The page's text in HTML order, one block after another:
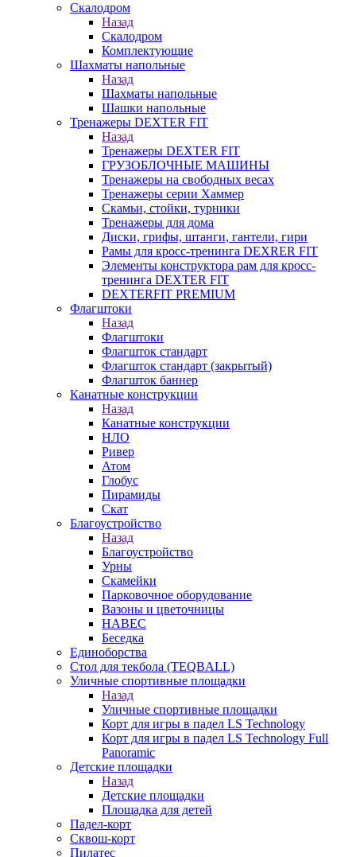
Скалодром
Назад
Скалодром
Комплектующие
Шахматы напольные
Назад
Шахматы напольные
Шашки напольные
Тренажеры DEXTER FIT
Назад
Тренажеры DEXTER FIT
ГРУЗОБЛОЧНЫЕ МАШИНЫ
Тренажеры на свободных весах
Тренажеры серии Хаммер
Скамьи, стойки, турники
Тренажеры для дома
Диски, грифы, штанги, гантели, гири
Рамы для кросс-тренинга DEXRER FIT
Элементы конструктора рам для кросс-
тренинга DEXTER FIT
DEXTERFIT PREMIUM
Флагштоки
Назад
Флагштоки
Флагшток стандарт
Флагшток стандарт (закрытый)
Флагшток баннер
Канатные конструкции
Назад
Канатные конструкции
НЛО
Ривер
Атом
Глобус
Пирамиды
Скат
Благоустройство
Назад
Благоустройство
Урны
Скамейки
Парковочное оборудование
Вазоны и цветочницы
НАВЕС
Беседка
Единоборства
Стол для текбола (TEQBALL)
Уличные спортивные площадки
Назад
Уличные спортивные площадки
Корт для игры в падел LS Technology
Корт для игры в падел LS Technology Full
Panoramic
Детские площадки
Назад
Детские площадки
Площадка для детей
Падел-корт
Сквош-корт
Пилатес